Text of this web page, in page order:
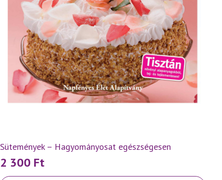
Sütemények – Hagyományosat egészségesen
2 300 Ft